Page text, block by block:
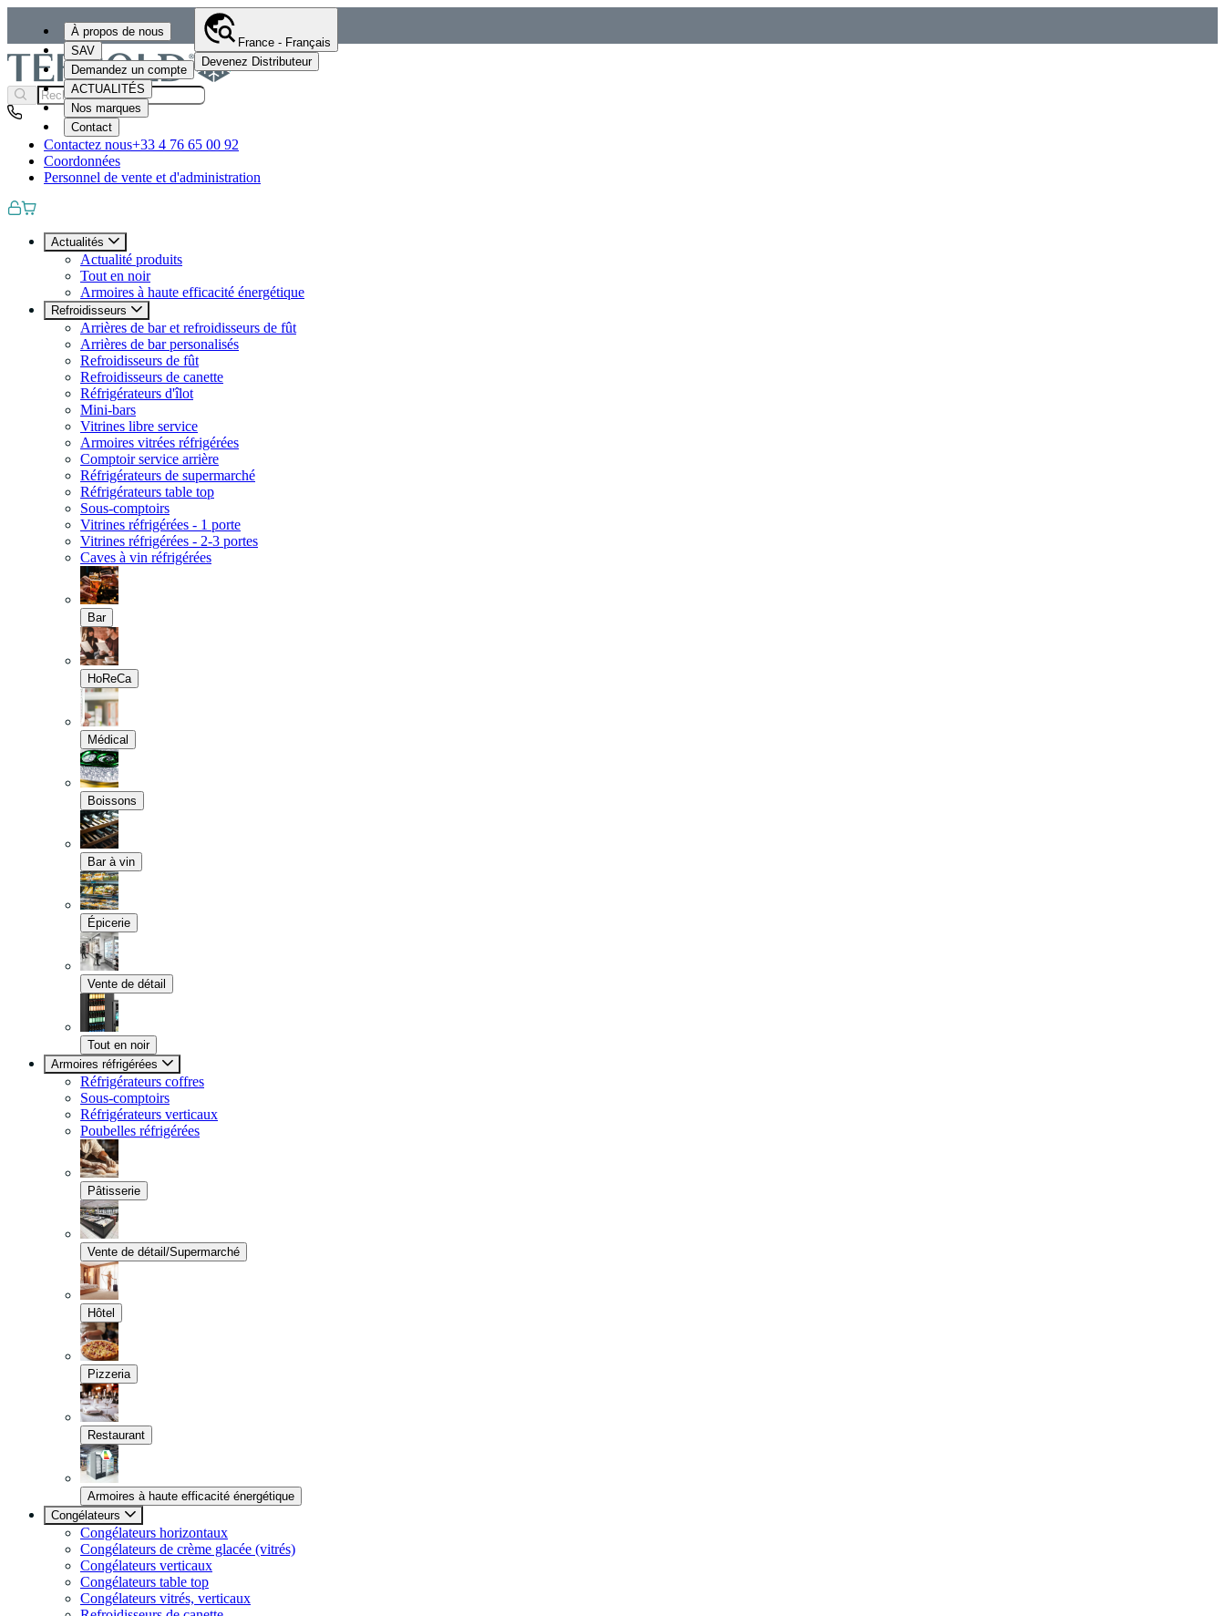
À propos de nous
SAV
Demandez un compte
ACTUALITÉS
Nos marques
Contact
France - Français
Devenez Distributeur
Contactez nous+33 4 76 65 00 92
Coordonnées
Personnel de vente et d'administration
Actualités
Actualité produits
Tout en noir
Armoires à haute efficacité énergétique
Refroidisseurs
Arrières de bar et refroidisseurs de fût
Arrières de bar personalisés
Refroidisseurs de fût
Refroidisseurs de canette
Réfrigérateurs d'îlot
Mini-bars
Vitrines libre service
Armoires vitrées réfrigérées
Comptoir service arrière
Réfrigérateurs de supermarché
Réfrigérateurs table top
Sous-comptoirs
Vitrines réfrigérées - 1 porte
Vitrines réfrigérées - 2-3 portes
Caves à vin réfrigérées
Bar
HoReCa
Médical
Boissons
Bar à vin
Épicerie
Vente de détail
Tout en noir
Armoires réfrigérées
Réfrigérateurs coffres
Sous-comptoirs
Réfrigérateurs verticaux
Poubelles réfrigérées
Pâtisserie
Vente de détail/Supermarché
Hôtel
Pizzeria
Restaurant
Armoires à haute efficacité énergétique
Congélateurs
Congélateurs horizontaux
Congélateurs de crème glacée (vitrés)
Congélateurs verticaux
Congélateurs table top
Congélateurs vitrés, verticaux